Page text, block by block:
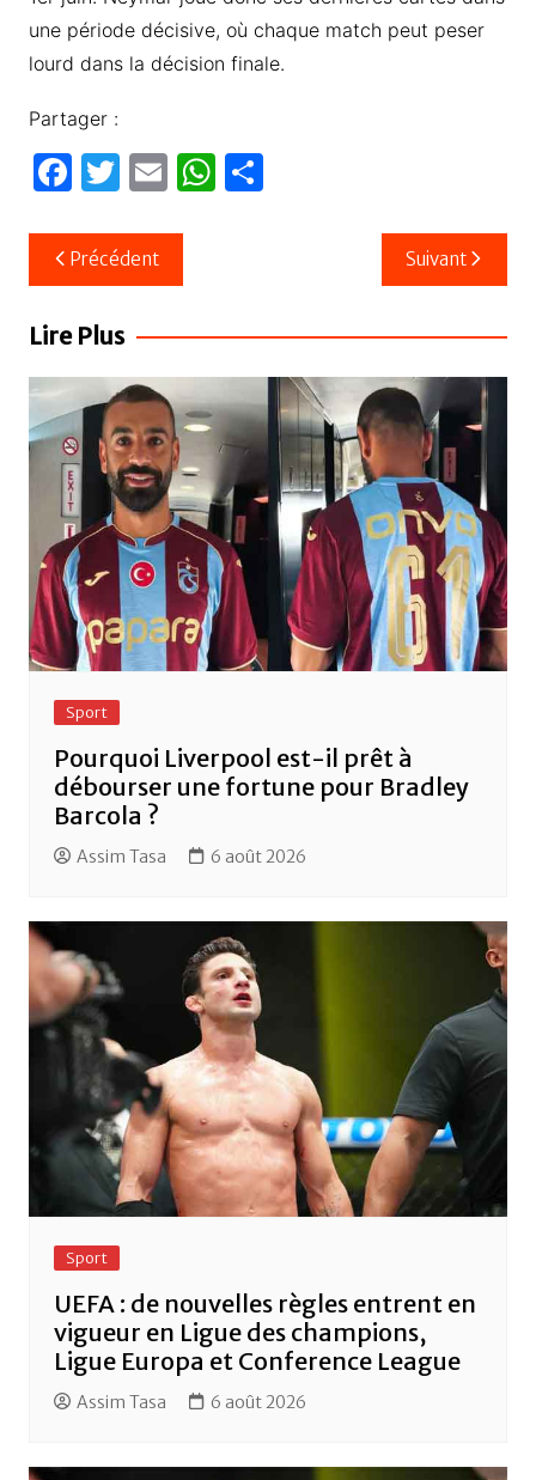
une période décisive, où chaque match peut peser
lourd dans la décision finale.
Partager :
F
c
e
b
o
k
T
itt
er
E
ail
W
A
p
P
er
Navigation
de
l’article
Précédent Suivant
Lire Plus
Sport
Pourquoi Liverpool est-il prêt à
débourser une fortune pour Bradley
Barcola ?
Assim Tasa 6 août 2026
Sport
UEFA : de nouvelles règles entrent en
vigueur en Ligue des champions,
Ligue Europa et Conference League
Assim Tasa 6 août 2026